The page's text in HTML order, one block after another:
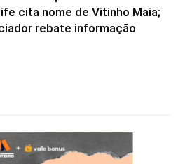
cita nome de Vitinho Maia;
rebate informação